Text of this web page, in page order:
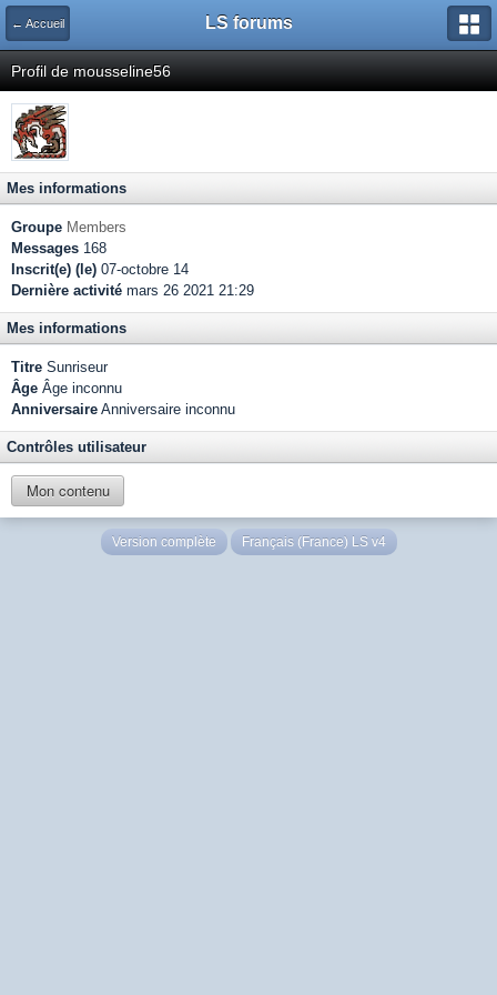
← Accueil LS forums
Profil de mousseline56
Mes informations
Groupe Members
Messages 168
Inscrit(e) (le) 07-octobre 14
Dernière activité mars 26 2021 21:29
Mes informations
Titre Sunriseur
Âge Âge inconnu
Anniversaire Anniversaire inconnu
Contrôles utilisateur
Mon contenu
Version complète Français (France) LS v4